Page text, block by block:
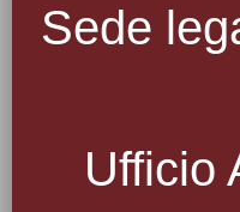
Sede
Ufficio